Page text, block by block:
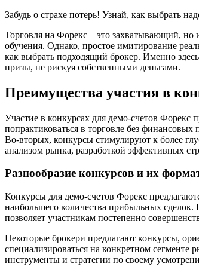
Забудь о страхе потерь! Узнай, как выбрать
Торговля на Форекс – это захватывающий, но
обучения. Однако, простое имитирование
как выбрать подходящий брокер. Именно
призы, не рискуя собственными деньгами.
Преимущества участия в
Участие в конкурсах для демо-счетов Форекс
попрактиковаться в торговле без
Во-вторых, конкурсы стимулируют к более
анализом рынка, разработкой эффективных
Разнообразие конкурсов и их
Конкурсы для демо-счетов Форекс
наибольшего количества прибыльных сделок.
позволяет участникам постепенно
Некоторые брокери предлагают конкурсы,
специализироваться на конкретном сегменте
инструменты и стратегии по своему